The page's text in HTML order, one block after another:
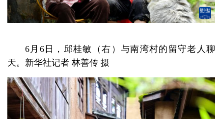
6月6日，邱桂敏（右）与南湾村的留守老人聊
天。新华社记者 林善传 摄